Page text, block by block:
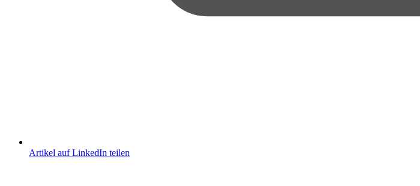
Artikel auf LinkedIn teilen